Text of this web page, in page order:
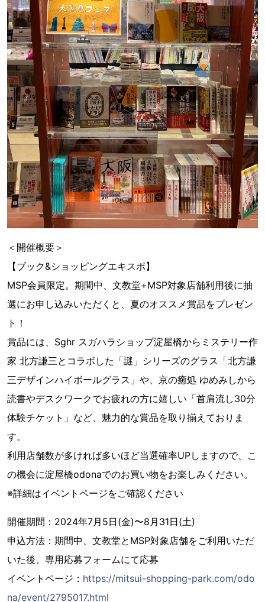
＜開催概要＞
【ブック&ショッピングエキスポ】
MSP会員限定。期間中、文教堂+MSP対象店舗利用後に抽
選にお申し込みいただくと、夏のオススメ賞品をプレゼン
ト！
賞品には、Sghr スガハラショップ淀屋橋からミステリー作
家 北方謙三とコラボした「謎」シリーズのグラス「北方謙
三デザインハイボールグラス」や、京の癒処 ゆめみしから
読書やデスクワークでお疲れの方に嬉しい「首肩流し30分
体験チケット」など、魅力的な賞品を取り揃えておりま
す。
利用店舗数が多ければ多いほど当選確率UPしますので、こ
の機会に淀屋橋odonaでのお買い物をお楽しみください。
※詳細はイベントページをご確認ください
開催期間：2024年7月5日(金)〜8月31日(土)
申込方法：期間中、文教堂とMSP対象店舗をご利用いただ
いた後、専用応募フォームにて応募
イベントページ： https://mitsui-shopping-park.com/odo
na/event/2795017.html